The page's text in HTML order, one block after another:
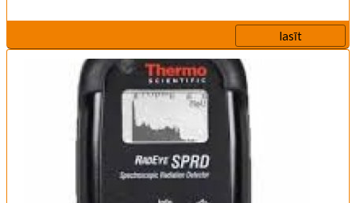
lasīt